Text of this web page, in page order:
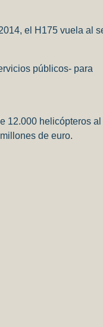
el H175 vuela al
públicos- para
12.000 helicópteros al
de euro.